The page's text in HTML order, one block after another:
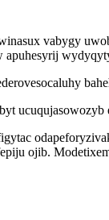
vabygy
ojib.